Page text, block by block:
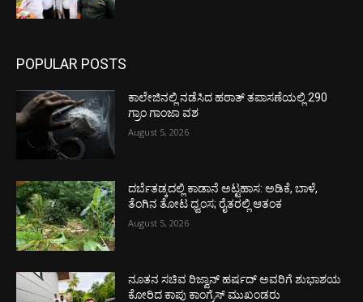
POPULAR POSTS
ಕಾಲೇಜಿನಲ್ಲಿ ನಡೆಸಿದ ಹಠಾತ್ ತಪಾಸಣೆಯಲ್ಲಿ 290
ಗ್ರಾಂ ಗಾಂಜಾ ವಶ
August 5, 2026
ದರ್ಬೆತಡ್ಕದಲ್ಲಿ ಕಾಡಾನೆ ಅಟ್ಟಹಾಸ: ಅಡಿಕೆ, ಬಾಳೆ,
ತೆಂಗಿನ ತೋಟ ಧ್ವಂಸ; ರೈತರಲ್ಲಿ ಆತಂಕ
August 5, 2026
ನೂತನ ಸಚಿವ ರಿಜ್ವಾನ್ ಹರ್ಷದ್ ಅವರಿಗೆ ಶುಭಾಶಯ
ಕೋರಿದ ಕಾಪು ಕಾಂಗ್ರೆಸ್ ಮುಖಂಡರು